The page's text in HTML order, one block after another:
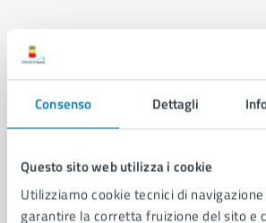
Consenso Dettagli
Questo sito web utilizza i cookie
Utilizziamo cookie tecnici di
garantire la corretta fruizione del sito e
Comune di Napoli
Aree amministrative
Organi di governo